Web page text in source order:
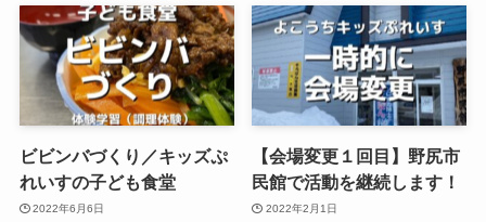
ビビンバづくり／キッズぷ
れいすの子ども食堂
2022年6月6日
【会場変更１回目】野尻市
民館で活動を継続します！
2022年2月1日